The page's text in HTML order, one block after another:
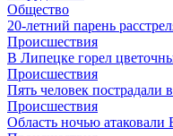
Общество
20-летний парень
Происшествия
В Липецке горел
Происшествия
Пять человек
Происшествия
Область ночью